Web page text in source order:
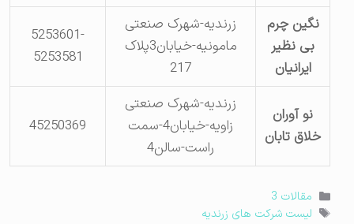
نگین چرم
بی نظیر
ایرانیان
زرندیه-شهرک صنعتی
مامونیه-خیابان3پلاک
5253601-
5253581
نو آوران
خلاق تابان
زرندیه-شهرک صنعتی
زاویه-خیابان4-سمت
راست-سالن4
45250369
دسته‌ها
مقالات 3
برچسب‌ها
لیست شرکت های زرندیه